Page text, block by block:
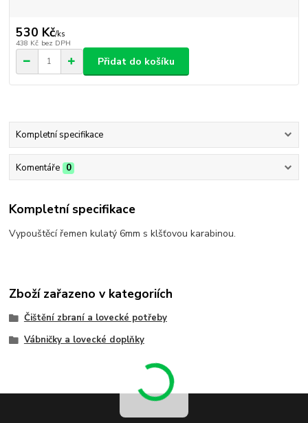
530 Kč/ks
438 Kč bez DPH
Přidat do košíku
Kompletní specifikace
Komentáře 0
Kompletní specifikace
Vypouštěcí řemen kulatý 6mm s klšťovou karabinou.
Zboží zařazeno v kategoriích
Čištění zbraní a lovecké potřeby
Vábničky a lovecké doplňky